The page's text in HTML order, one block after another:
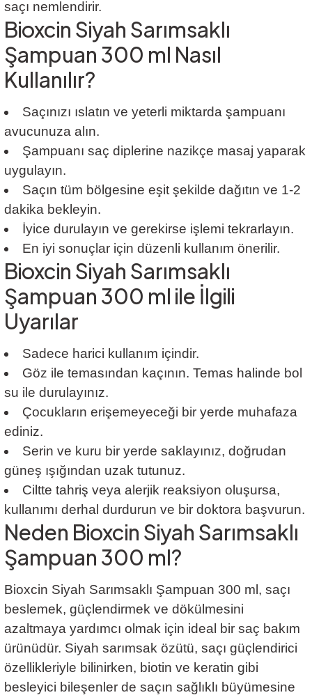
saçı nemlendirir.
Bioxcin Siyah Sarımsaklı
Şampuan 300 ml Nasıl
Kullanılır?
Saçınızı ıslatın ve yeterli miktarda şampuanı
avucunuza alın.
Şampuanı saç diplerine nazikçe masaj yaparak
uygulayın.
Saçın tüm bölgesine eşit şekilde dağıtın ve 1-2
dakika bekleyin.
İyice durulayın ve gerekirse işlemi tekrarlayın.
En iyi sonuçlar için düzenli kullanım önerilir.
Bioxcin Siyah Sarımsaklı
Şampuan 300 ml ile İlgili
Uyarılar
Sadece harici kullanım içindir.
Göz ile temasından kaçının. Temas halinde bol
su ile durulayınız.
Çocukların erişemeyeceği bir yerde muhafaza
ediniz.
Serin ve kuru bir yerde saklayınız, doğrudan
güneş ışığından uzak tutunuz.
Ciltte tahriş veya alerjik reaksiyon oluşursa,
kullanımı derhal durdurun ve bir doktora başvurun.
Neden Bioxcin Siyah Sarımsaklı
Şampuan 300 ml?
Bioxcin Siyah Sarımsaklı Şampuan 300 ml, saçı
beslemek, güçlendirmek ve dökülmesini
azaltmaya yardımcı olmak için ideal bir saç bakım
ürünüdür. Siyah sarımsak özütü, saçı güçlendirici
özellikleriyle bilinirken, biotin ve keratin gibi
besleyici bileşenler de saçın sağlıklı büyümesine